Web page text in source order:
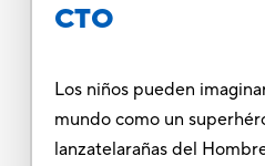
CTO
Los niños pueden
mundo como un
lanzatelarañas del